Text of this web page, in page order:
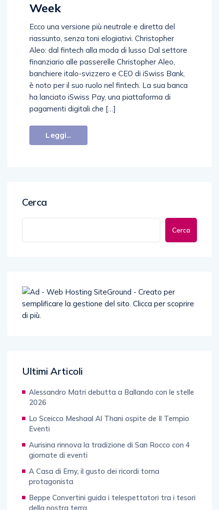
Week
Ecco una versione più neutrale e diretta del
riassunto, senza toni elogiativi. Christopher
Aleo: dal fintech alla moda di lusso Dal settore
finanziario alle passerelle Christopher Aleo,
banchiere italo-svizzero e CEO di iSwiss Bank,
è noto per il suo ruolo nel fintech. La sua banca
ha lanciato iSwiss Pay, una piattaforma di
pagamenti digitali che […]
Leggi...
Cerca
Cerca
Ultimi Articoli
Alessandro Matri debutta a Ballando con le stelle
2026
Lo Sceicco Meshaal Al Thani ospite de Il Tempio
Eventi
Aurisina rinnova la tradizione di San Rocco con 4
giornate di eventi
A Casa di Emy, il gusto dei ricordi torna
protagonista
Beppe Convertini guida i telespettatori tra i tesori
della nostra terra